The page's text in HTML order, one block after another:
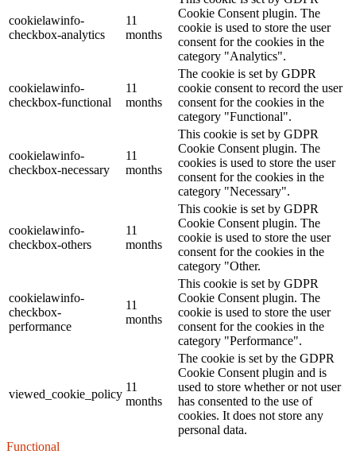
cookielawinfo-
checkbox-analytics
11
months
Cookie Consent plugin. The
cookie is used to store the user
consent for the cookies in the
category "Analytics".
cookielawinfo-
checkbox-functional
11
months
The cookie is set by GDPR
cookie consent to record the user
consent for the cookies in the
category "Functional".
cookielawinfo-
checkbox-necessary
11
months
This cookie is set by GDPR
Cookie Consent plugin. The
cookies is used to store the user
consent for the cookies in the
category "Necessary".
cookielawinfo-
checkbox-others
11
months
This cookie is set by GDPR
Cookie Consent plugin. The
cookie is used to store the user
consent for the cookies in the
category "Other.
cookielawinfo-
checkbox-
performance
11
months
This cookie is set by GDPR
Cookie Consent plugin. The
cookie is used to store the user
consent for the cookies in the
category "Performance".
viewed_cookie_policy
11
months
The cookie is set by the GDPR
Cookie Consent plugin and is
used to store whether or not user
has consented to the use of
cookies. It does not store any
personal data.
Functional